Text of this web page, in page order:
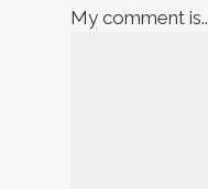
My comment is..